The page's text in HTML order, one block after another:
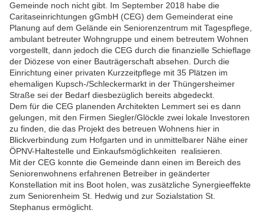
Gemeinde noch nicht gibt. Im September 2018 habe die
Caritaseinrichtungen gGmbH (CEG) dem Gemeinderat eine
Planung auf dem Gelände ein Seniorenzentrum mit Tagespflege,
ambulant betreuter Wohngruppe und einem betreutem Wohnen
vorgestellt, dann jedoch die CEG durch die finanzielle Schieflage
der Diözese von einer Bauträgerschaft absehen. Durch die
Einrichtung einer privaten Kurzzeitpflege mit 35 Plätzen im
ehemaligen Kupsch-/Schleckermarkt in der Thüngersheimer
Straße sei der Bedarf diesbezüglich bereits abgedeckt.
Dem für die CEG planenden Architekten Lemmert sei es dann
gelungen, mit den Firmen Siegler/Glöckle zwei lokale Investoren
zu finden, die das Projekt des betreuen Wohnens hier in
Blickverbindung zum Hofgarten und in unmittelbarer Nähe einer
ÖPNV-Haltestelle und Einkaufsmöglichkeiten realisieren.
Mit der CEG konnte die Gemeinde dann einen im Bereich des
Seniorenwohnens erfahrenen Betreiber in geänderter
Konstellation mit ins Boot holen, was zusätzliche Synergieeffekte
zum Seniorenheim St. Hedwig und zur Sozialstation St.
Stephanus ermöglicht.